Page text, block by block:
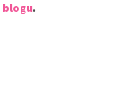
blogu.